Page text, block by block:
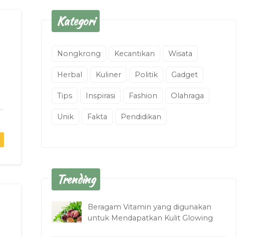
Kategori
Nongkrong Kecantikan Wisata
Herbal Kuliner Politik Gadget
Tips Inspirasi Fashion Olahraga
Unik Fakta Pendidikan
Trending
Beragam Vitamin yang digunakan
untuk Mendapatkan Kulit Glowing